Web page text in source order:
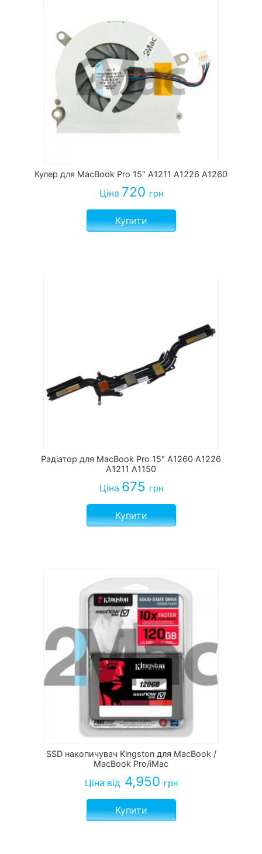
Кулер для MacBook Pro 15″ A1211 A1226 A1260
Ціна 720 грн
Купити
Радіатор для MacBook Pro 15″ A1260 A1226
A1211 A1150
Ціна 675 грн
Купити
SSD накопичувач Kingston для MacBook /
MacBook Pro/iMac
Ціна від 4,950 грн
Купити